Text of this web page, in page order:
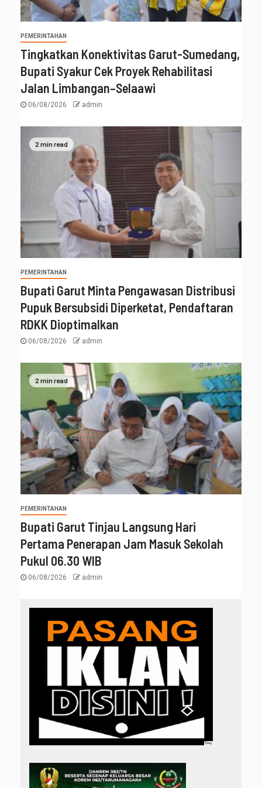
PEMERINTAHAN
Tingkatkan Konektivitas Garut-Sumedang,
Bupati Syakur Cek Proyek Rehabilitasi
Jalan Limbangan–Selaawi
06/08/2026 admin
2 min read
PEMERINTAHAN
Bupati Garut Minta Pengawasan Distribusi
Pupuk Bersubsidi Diperketat, Pendaftaran
RDKK Dioptimalkan
06/08/2026 admin
2 min read
PEMERINTAHAN
Bupati Garut Tinjau Langsung Hari
Pertama Penerapan Jam Masuk Sekolah
Pukul 06.30 WIB
06/08/2026 admin